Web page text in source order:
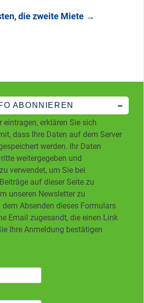
die zweite Miete →
ABONNIEREN
eintragen, erklären Sie sich
dass Ihre Daten auf dem Server
werden. Ihr Daten
weitergegeben und
verwendet, um Sie bei
auf dieser Seite zu
unseren Newsletter zu
Absenden dieses Formulars
Email zugesandt, die einen Link
Ihre Anmeldung bestätigen